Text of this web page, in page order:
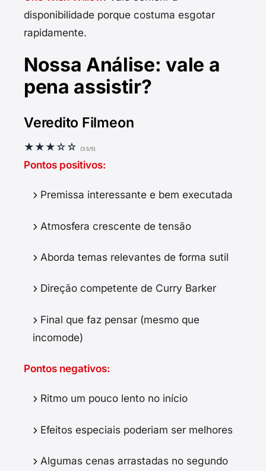
disponibilidade porque costuma esgotar
rapidamente.
Nossa Análise: vale a
pena assistir?
Veredito Filmeon
★★★☆☆ (3.5/5)
Pontos positivos:
Premissa interessante e bem executada
Atmosfera crescente de tensão
Aborda temas relevantes de forma sutil
Direção competente de Curry Barker
Final que faz pensar (mesmo que
incomode)
Pontos negativos:
Ritmo um pouco lento no início
Efeitos especiais poderiam ser melhores
Algumas cenas arrastadas no segundo